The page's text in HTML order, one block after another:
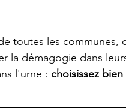
toutes les
la démagogie dans
l'urne : choisissez bien